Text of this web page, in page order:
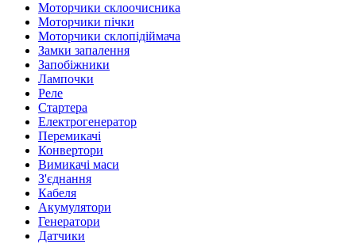
Моторчики склоочисника
Моторчики пічки
Моторчики склопідіймача
Замки запалення
Запобіжники
Лампочки
Реле
Стартера
Електрогенератор
Перемикачі
Конвертори
Вимикачі маси
З'єднання
Кабеля
Акумулятори
Генератори
Датчики